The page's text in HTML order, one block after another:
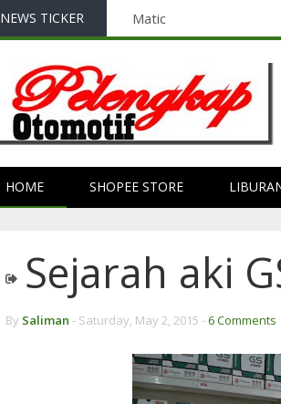
NEWS TICKER Hitungan Mengganti
HOME SHOPEE STORE
Sejarah aki
By Saliman - Saturday, May 2, 2015 - 6 Comments